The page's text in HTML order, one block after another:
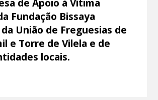
de Apoio à Vítima
Fundação Bissaya
União de Freguesias de
e Torre de Vilela e de
locais.